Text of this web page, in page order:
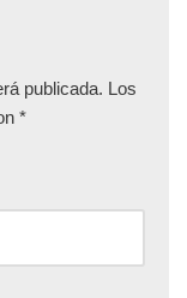
publicada. Los
*